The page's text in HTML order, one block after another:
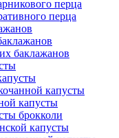
перца
перца
баклажанов
капусты
капусты
брокколи
капусты